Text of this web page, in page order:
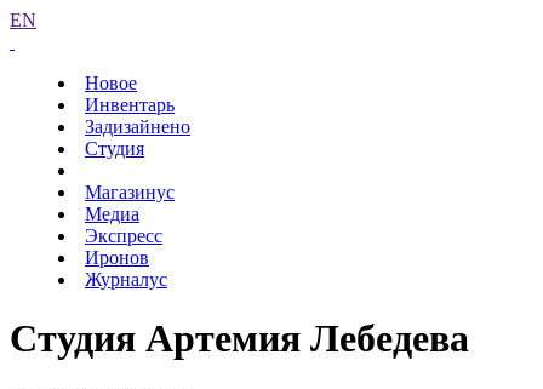
EN
Новое
Инвентарь
Задизайнено
Студия
Магазинус
Медиа
Экспресс
Иронов
Журналус
Студия Артемия Лебедева